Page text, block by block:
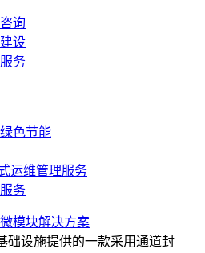
询
设
务
色节能
运维管理服务
务
微模块解决方案
础设施提供的一款采用通道封